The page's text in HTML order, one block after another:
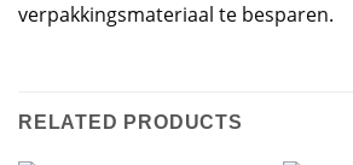
verpakkingsmateriaal te besparen.
RELATED PRODUCTS